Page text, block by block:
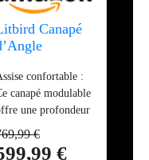
Canapé
cm – 3
avec
Pieds
–
Profond
confortable :
canapé modulable
une profondeur
généreuse de
63 cm et comprend
€
€